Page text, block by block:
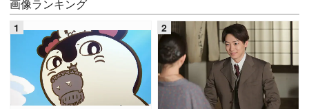
画像ランキング